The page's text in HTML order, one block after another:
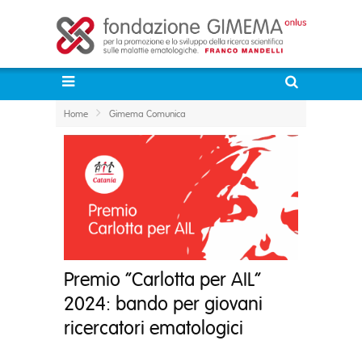
Home Gimema Comunica
Premio “Carlotta per AIL”
2024: bando per giovani
ricercatori ematologici